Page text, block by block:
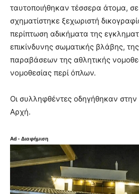
ταυτοποιήθηκαν τέσσερα άτομα,
σχηματίστηκε ξεχωριστή
περίπτωση αδικήματα της
επικίνδυνης σωματικής βλάβης,
παραβάσεων της αθλητικής
νομοθεσίας περί όπλων.
Οι συλληφθέντες οδηγήθηκαν στην
Αρχή.
Ad - Διαφήμιση
οργανωμενοι αθλητικοί οπαδοικ